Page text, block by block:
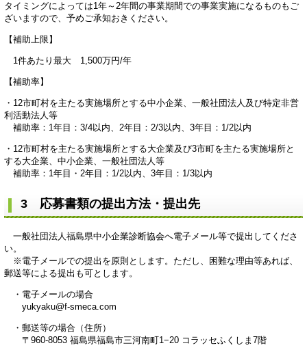
タイミングによっては1年～2年間の事業期間での事業実施になるものもご
ざいますので、予めご承知おきください。
【補助上限】
1件あたり最大 1,500万円/年
【補助率】
・12市町村を主たる実施場所とする中小企業、一般社団法人及び特定非営
利活動法人等
補助率：1年目：3/4以内、2年目：2/3以内、3年目：1/2以内
・12市町村を主たる実施場所とする大企業及び3市町を主たる実施場所と
する大企業、中小企業、一般社団法人等
補助率：1年目・2年目：1/2以内、3年目：1/3以内
3 応募書類の提出方法・提出先
一般社団法人福島県中小企業診断協会へ電子メール等で提出してくださ
い。
※電子メールでの提出を原則とします。ただし、困難な理由等あれば、
郵送等による提出も可とします。
・電子メールの場合
yukyaku@f-smeca.com​
・郵送等の場合（住所）
〒960-8053 福島県福島市三河南町1−20 コラッセふくしま7階